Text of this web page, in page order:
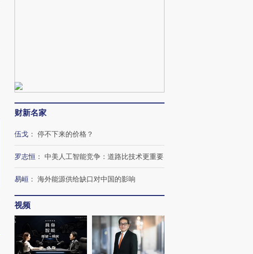
财新名家
伍戈 ： 停不下来的价格？
罗志恒 ： 中美人工智能竞争：道路比技术更重要
易峘 ： 海外能源供给缺口对中国的影响
视频